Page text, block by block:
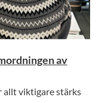
av
allt viktigare stärks